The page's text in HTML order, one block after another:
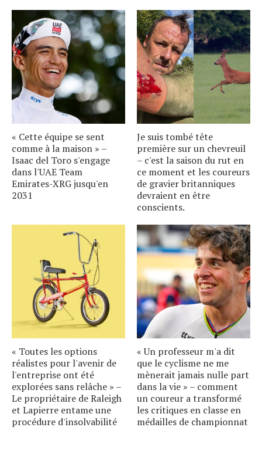
« Cette équipe se sent
comme à la maison » –
Isaac del Toro s'engage
dans l'UAE Team
Emirates-XRG jusqu'en
2031
Je suis tombé tête
première sur un chevreuil
– c'est la saison du rut en
ce moment et les coureurs
de gravier britanniques
devraient en être
conscients.
« Toutes les options
réalistes pour l'avenir de
l'entreprise ont été
explorées sans relâche » –
Le propriétaire de Raleigh
et Lapierre entame une
procédure d'insolvabilité
« Un professeur m'a dit
que le cyclisme ne me
mènerait jamais nulle part
dans la vie » – comment
un coureur a transformé
les critiques en classe en
médailles de championnat